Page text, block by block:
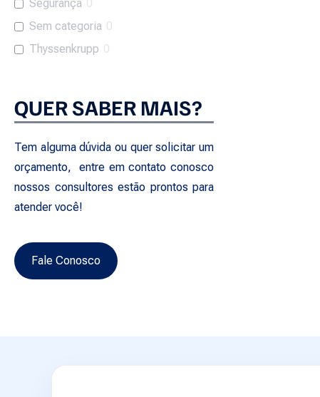
Segurança 0
Sem categoria 0
Thyssenkrupp 0
QUER SABER MAIS?
Tem alguma dúvida ou quer solicitar um
orçamento, entre em contato conosco
nossos consultores estão prontos para
atender você!
Fale Conosco